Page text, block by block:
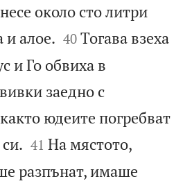
около сто литри
и алое. 

40 Тогава взеха
и Го обвиха в
заедно с
юдеите погребват


41 На мястото,
разпънат, имаше